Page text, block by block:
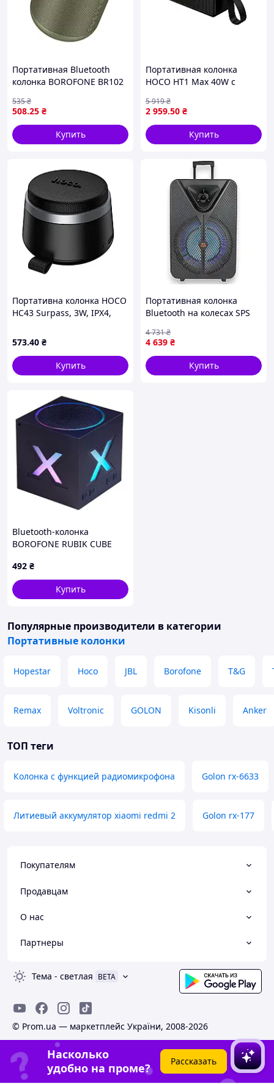
Портативная Bluetooth
колонка BOROFONE BR102
беспроводная акустика на
аккумуляторе, зеленая
508.25 ₴
535₴
Купить
Портативная колонка
HOCO HT1 Max 40W с
отдыха с FM USB microSD
TWS 4000mAh
2 959.50 ₴
5 919₴
Купить
Портативна колонка HOCO
HC43 Surpass, 3W, IPX4,
573.40 ₴
Купить
Портативная колонка
Bluetooth на колесах SPS
мАч LED подсветка
микрофоны TWS USB TF
AUX FM Bluetooth
4 639 ₴
4 731₴
Купить
Bluetooth-колонка
BOROFONE RUBIK CUBE
492 ₴
Купить
Популярные производители в категории
Портативные колонки
Hopestar Hoco JBL Borofone T&G
Remax Voltronic GOLON Kisonli Anker
ТОП теги
Колонка с функцией радиомикрофона Golon rx-6633
Литиевый аккумулятор xiaomi redmi 2 Golon rx-177
Покупателям
Продавцам
О нас
Партнеры
Тема - светлая BETA
© Prom.ua — маркетплейс України, 2008-2026
Насколько
удобно на проме?
Рассказать